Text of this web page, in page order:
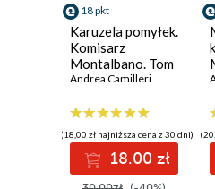
18 pkt
Karuzela pomyłek.
Komisarz
Montalbano. Tom
23
Andrea Camilleri
(18,00 zł najniższa cena z 30 dni)
18.00 zł